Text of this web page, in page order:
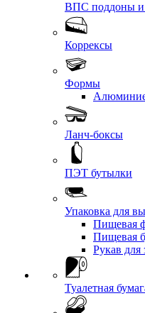
ВПС поддоны
Коррексы
Формы
Ланч-боксы
ПЭТ бутылки
Упаковка для
Пищевая
Пищевая
Рукав для
Туалетная